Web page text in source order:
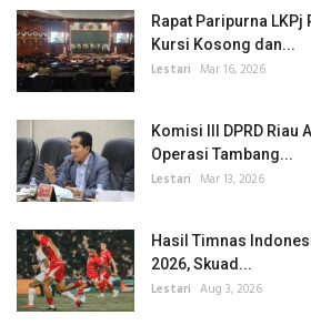
Rapat Paripurna LKPj
Kursi Kosong dan...
Lestari Mar 16, 2026
Komisi III DPRD Riau
Operasi Tambang...
Lestari Mar 13, 2026
Hasil Timnas
2026, Skuad...
Lestari Aug 3, 2026